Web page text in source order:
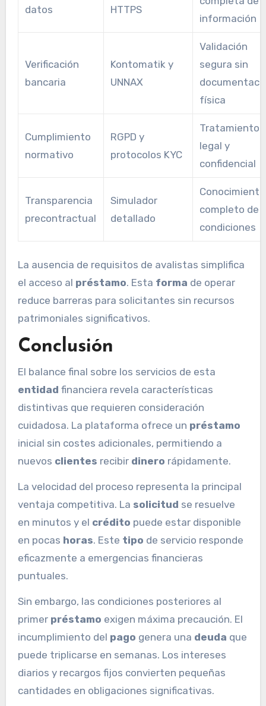
datos
HTTPS
información
Verificación
bancaria
Kontomatik y
UNNAX
Validación
segura sin
física
Cumplimiento
normativo
RGPD y
protocolos KYC
Tratamiento
legal y
confidencial
Transparencia
precontractual
Simulador
detallado
Conocimiento
completo de
condiciones
La ausencia de requisitos de avalistas simplifica
el acceso al préstamo. Esta forma de operar
reduce barreras para solicitantes sin recursos
patrimoniales significativos.
Conclusión
El balance final sobre los servicios de esta
entidad financiera revela características
distintivas que requieren consideración
cuidadosa. La plataforma ofrece un préstamo
inicial sin costes adicionales, permitiendo a
nuevos clientes recibir dinero rápidamente.
La velocidad del proceso representa la principal
ventaja competitiva. La solicitud se resuelve
en minutos y el crédito puede estar disponible
en pocas horas. Este tipo de servicio responde
eficazmente a emergencias financieras
puntuales.
Sin embargo, las condiciones posteriores al
primer préstamo exigen máxima precaución. El
incumplimiento del pago genera una deuda que
puede triplicarse en semanas. Los intereses
diarios y recargos fijos convierten pequeñas
cantidades en obligaciones significativas.